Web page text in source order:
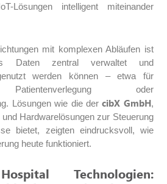
Lösungen intelligent miteinander
mit komplexen Abläufen ist
Daten zentral verwaltet und
werden können – etwa für
Patientenverlegung oder
Lösungen wie die dercibX GmbH,
Hardwarelösungen zur Steuerung
bietet, zeigten eindrucksvoll, wie
heute funktioniert.
Technologien: